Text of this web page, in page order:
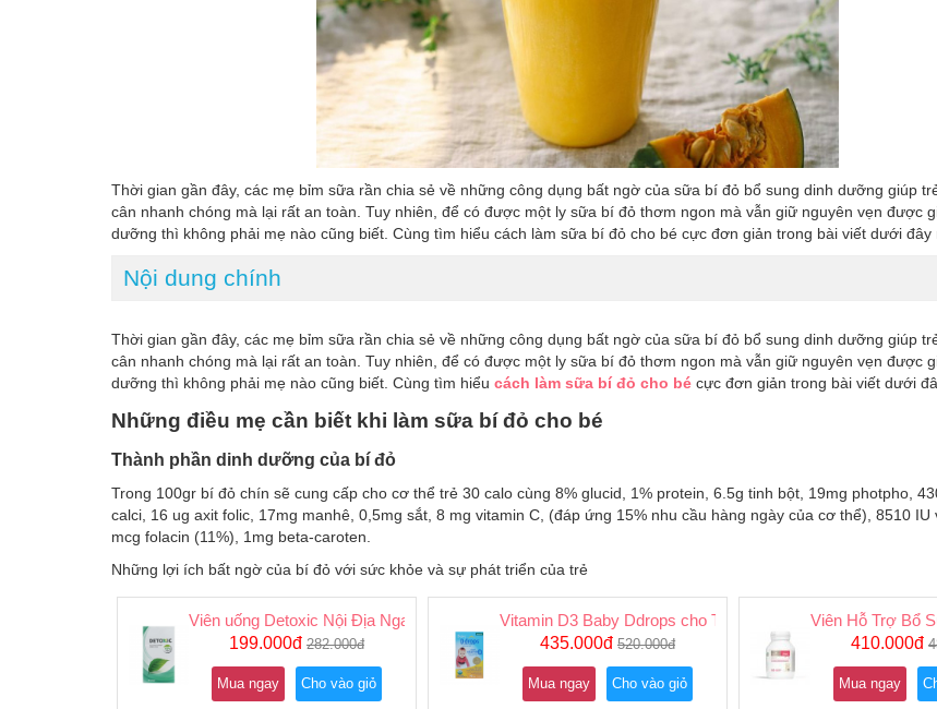
Thời gian gần đây, các mẹ bỉm sữa rần chia sẻ về những công dụng bất ngờ của sữa bí đỏ bổ sung dinh dưỡng giúp
cân nhanh chóng mà lại rất an toàn. Tuy nhiên, để có được một ly sữa bí đỏ thơm ngon mà vẫn giữ nguyên vẹn được
dưỡng thì không phải mẹ nào cũng biết. Cùng tìm hiểu cách làm sữa bí đỏ cho bé cực đơn giản trong bài viết dưới đây
Nội dung chính
Thời gian gần đây, các mẹ bỉm sữa rần chia sẻ về những công dụng bất ngờ của sữa bí đỏ bổ sung dinh dưỡng giúp
cân nhanh chóng mà lại rất an toàn. Tuy nhiên, để có được một ly sữa bí đỏ thơm ngon mà vẫn giữ nguyên vẹn được
dưỡng thì không phải mẹ nào cũng biết. Cùng tìm hiểu cách làm sữa bí đỏ cho bé cực đơn giản trong bài viết dưới
Những điều mẹ cần biết khi làm sữa bí đỏ cho bé
Thành phần dinh dưỡng của bí đỏ
Trong 100gr bí đỏ chín sẽ cung cấp cho cơ thể trẻ 30 calo cùng 8% glucid, 1% protein, 6.5g tinh bột, 19mg photpho,
calci, 16 ug axit folic, 17mg manhê, 0,5mg sắt, 8 mg vitamin C, (đáp ứng 15% nhu cầu hàng ngày của cơ thể), 8510 IU
mcg folacin (11%), 1mg beta-caroten.
Những lợi ích bất ngờ của bí đỏ với sức khỏe và sự phát triển của trẻ
Viên uống Detoxic Nội Địa Nga
199.000đ 282.000đ
Mua ngay Cho vào giỏ
Vitamin D3 Baby Ddrops cho Trẻ Sơ Sinh
435.000đ 520.000đ
Mua ngay Cho vào giỏ
Viên Hỗ Trợ Bổ
410.000đ
Mua ngay